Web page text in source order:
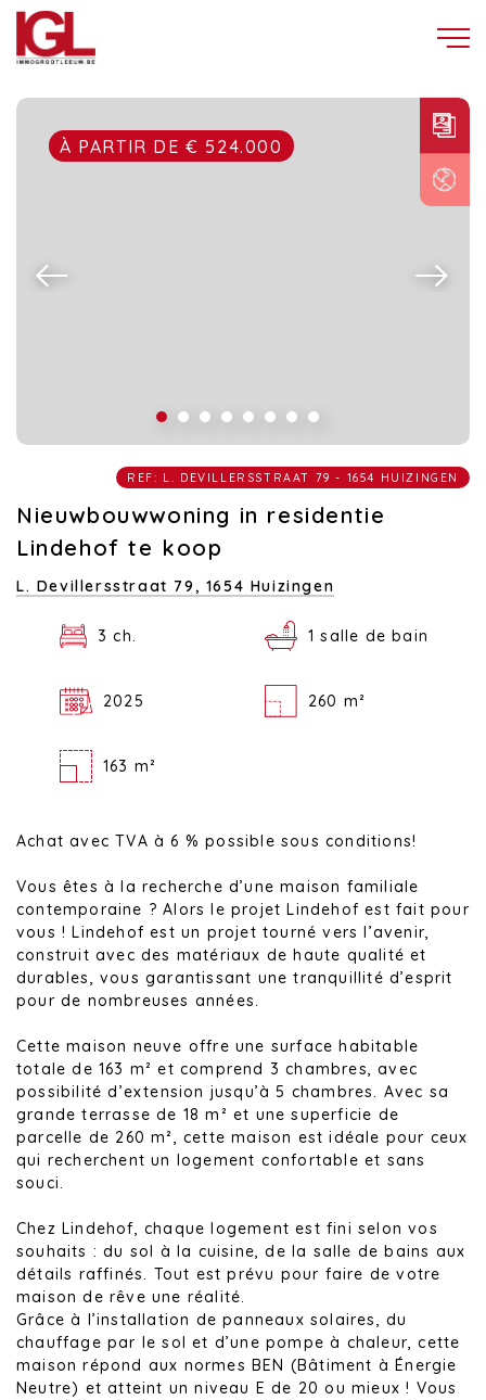
À PARTIR DE € 524.000
REF: L. DEVILLERSSTRAAT 79 - 1654 HUIZINGEN
Nieuwbouwwoning in residentie
Lindehof te koop
L. Devillersstraat 79, 1654 Huizingen
3 ch. 1 salle de bain
2025 260 m²
163 m²
Achat avec TVA à 6 % possible sous conditions!
Vous êtes à la recherche d’une maison familiale
contemporaine ? Alors le projet Lindehof est fait pour
vous ! Lindehof est un projet tourné vers l’avenir,
construit avec des matériaux de haute qualité et
durables, vous garantissant une tranquillité d’esprit
pour de nombreuses années.
Cette maison neuve offre une surface habitable
totale de 163 m² et comprend 3 chambres, avec
possibilité d’extension jusqu’à 5 chambres. Avec sa
grande terrasse de 18 m² et une superficie de
parcelle de 260 m², cette maison est idéale pour ceux
qui recherchent un logement confortable et sans
souci.
Chez Lindehof, chaque logement est fini selon vos
souhaits : du sol à la cuisine, de la salle de bains aux
détails raffinés. Tout est prévu pour faire de votre
maison de rêve une réalité.
Grâce à l’installation de panneaux solaires, du
chauffage par le sol et d’une pompe à chaleur, cette
maison répond aux normes BEN (Bâtiment à Énergie
Neutre) et atteint un niveau E de 20 ou mieux ! Vous